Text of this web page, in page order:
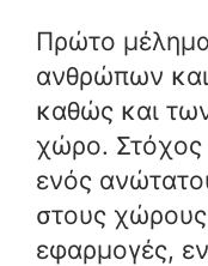
Πρώτο
ανθρώπων
καθώς και
χώρο. Στόχος
ενός
στους
εφαρμογές,